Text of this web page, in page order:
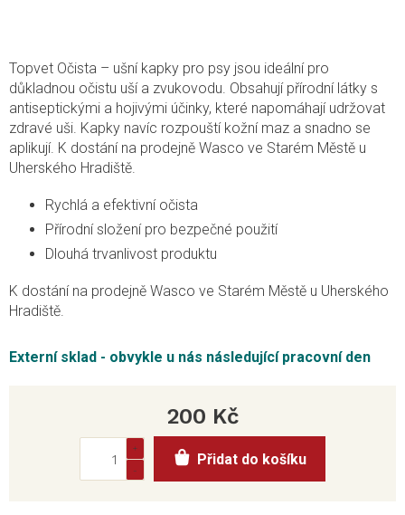
Externí sklad - obvykle u nás následující pracovní den
Topvet Očista – ušní kapky pro psy jsou ideální pro
důkladnou očistu uší a zvukovodu. Obsahují přírodní látky s
antiseptickými a hojivými účinky, které napomáhají udržovat
zdravé uši. Kapky navíc rozpouští kožní maz a snadno se
aplikují. K dostání na prodejně Wasco ve Starém Městě u
Uherského Hradiště.
Rychlá a efektivní očista
Přírodní složení pro bezpečné použití
Dlouhá trvanlivost produktu
K dostání na prodejně Wasco ve Starém Městě u Uherského
Hradiště.
200 Kč
cena:
Přidat do košíku